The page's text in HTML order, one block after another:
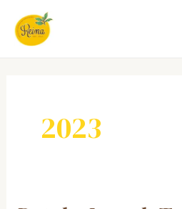
content
2023